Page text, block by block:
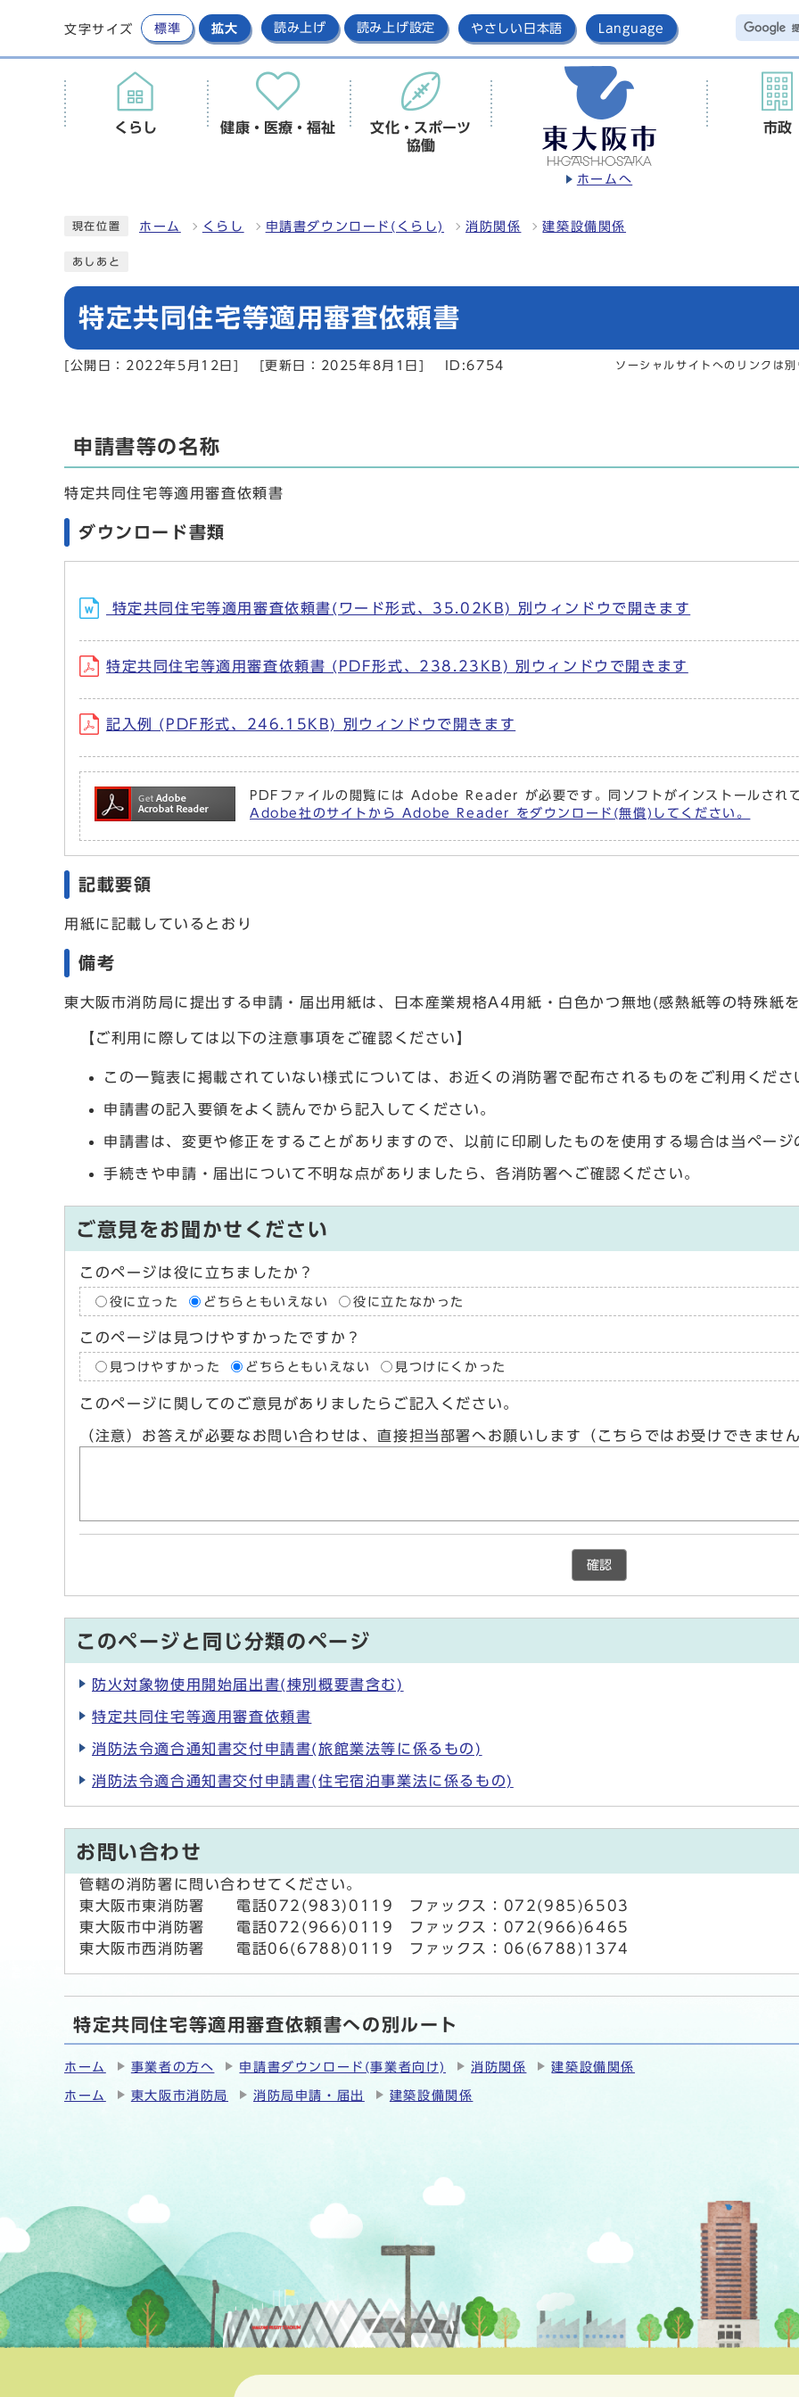
文字サイズ 標準 拡大 読み上げ 読み上げ設定 やさしい日本語 Language
ホームへ
くらし 健康・医療・福祉
文化・スポーツ
協働
市政
現在位置 ホーム くらし 申請書ダウンロード(くらし) 消防関係 建築設備関係
あしあと
特定共同住宅等適用審査依頼書
[公開日：2022年5月12日] [更新日：2025年8月1日] ID:6754 ソーシャルサイトへのリンクは
申請書等の名称
特定共同住宅等適用審査依頼書
ダウンロード書類
特定共同住宅等適用審査依頼書(ワード形式、35.02KB) 別ウィンドウで開きます
特定共同住宅等適用審査依頼書 (PDF形式、238.23KB) 別ウィンドウで開きます
記入例 (PDF形式、246.15KB) 別ウィンドウで開きます
PDFファイルの閲覧には Adobe Reader が必要です。同ソフトがインストールされ
Adobe社のサイトから Adobe Reader をダウンロード(無償)してください。
記載要領
用紙に記載しているとおり
備考
東大阪市消防局に提出する申請・届出用紙は、日本産業規格A4用紙・白色かつ無地(感熱紙等の特殊紙
【ご利用に際しては以下の注意事項をご確認ください】
この一覧表に掲載されていない様式については、お近くの消防署で配布されるものをご利用くださ
申請書の記入要領をよく読んでから記入してください。
申請書は、変更や修正をすることがありますので、以前に印刷したものを使用する場合は当ペー
手続きや申請・届出について不明な点がありましたら、各消防署へご確認ください。
ご意見をお聞かせください
このページは役に立ちましたか？
役に立った どちらともいえない 役に立たなかった
このページは見つけやすかったですか？
見つけやすかった どちらともいえない 見つけにくかった
このページに関してのご意見がありましたらご記入ください。
（注意）お答えが必要なお問い合わせは、直接担当部署へお願いします（こちらではお受けできませ
確認
このページと同じ分類のページ
防火対象物使用開始届出書(棟別概要書含む)
特定共同住宅等適用審査依頼書
消防法令適合通知書交付申請書(旅館業法等に係るもの)
消防法令適合通知書交付申請書(住宅宿泊事業法に係るもの)
お問い合わせ
管轄の消防署に問い合わせてください。
東大阪市東消防署 電話072(983)0119 ファックス：072(985)6503
東大阪市中消防署 電話072(966)0119 ファックス：072(966)6465
東大阪市西消防署 電話06(6788)0119 ファックス：06(6788)1374
特定共同住宅等適用審査依頼書への別ルート
ホーム 事業者の方へ 申請書ダウンロード(事業者向け) 消防関係 建築設備関係
ホーム 東大阪市消防局 消防局申請・届出 建築設備関係